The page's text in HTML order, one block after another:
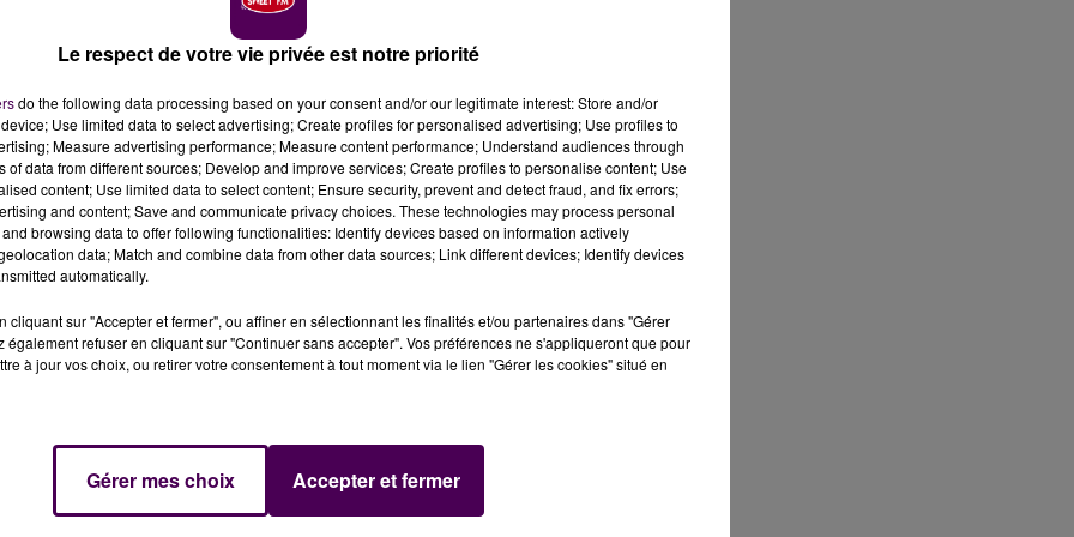
du train, il l’a fait : Jean-Carles Grelier, ancien maire
circonscription de la Sarthe, a rencontré ce jeudi 13
évoquer le projet de modification des horaires
à repenser son organisation commerciale"explique sans
"acté que le guichet de la gare de La Ferté-Bernard
1er août 2017". Toutefois, la SNCF s’est semble-t-il
.
ouvrir quelques samedis dans l’année, a priori,"le
pour"satisfaire notamment la demande des
l’ensemble des opérations commerciales.
"dès le matin de bonne heure"du hall de la gare de
Le respect de votre vie privée est notre priorité
do the following data processing based on your consent and/or our legitimate interest: Store and/or
Use limited data to select advertising; Create profiles for personalised advertising; Use profiles to
Measure advertising performance; Measure content performance; Understand audiences through
of data from different sources; Develop and improve services; Create profiles to personalise content; Use
content; Use limited data to select content; Ensure security, prevent and detect fraud, and fix errors;
and content; Save and communicate privacy choices. These technologies may process personal
browsing data to offer following functionalities: Identify devices based on information actively
data; Match and combine data from other data sources; Link different devices; Identify devices
automatically.
cliquant sur "Accepter et fermer", ou affiner en sélectionnant les finalités et/ou partenaires dans "Gérer
également refuser en cliquant sur "Continuer sans accepter". Vos préférences ne s'appliqueront que pour
à jour vos choix, ou retirer votre consentement à tout moment via le lien "Gérer les cookies" situé en
Gérer mes choix Accepter et fermer